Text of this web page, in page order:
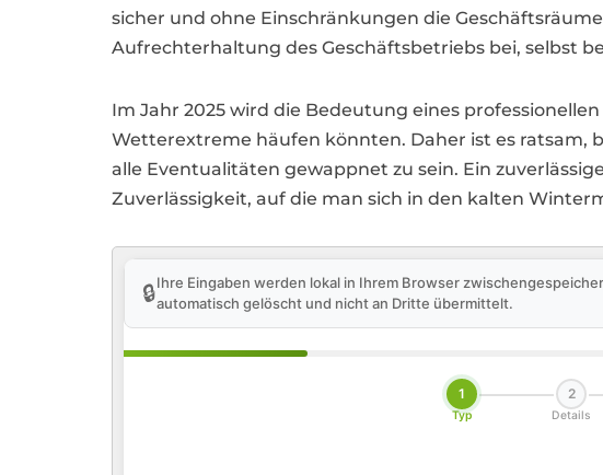
sicher und ohne Einschränkungen die
Aufrechterhaltung des Geschäftsbetriebs bei, selbst
Im Jahr 2025 wird die Bedeutung eines
Wetterextreme häufen könnten. Daher ist es ratsam,
alle Eventualitäten gewappnet zu sein. Ein
Zuverlässigkeit, auf die man sich in den kalten
🔒Ihre Eingaben werden lokal in Ihrem Browser
automatisch gelöscht und nicht an Dritte übermittelt.
1
Typ
2
Details